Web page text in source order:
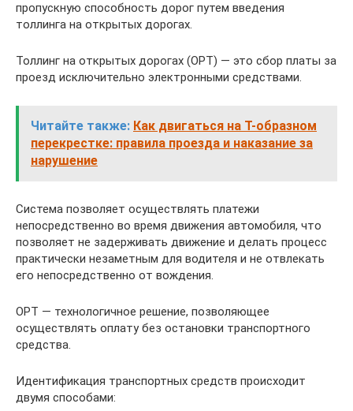
пропускную способность дорог путем введения
толлинга на открытых дорогах.
Толлинг на открытых дорогах (ОРТ) — это сбор платы за
проезд исключительно электронными средствами.
Читайте также: Как двигаться на Т-образном
перекрестке: правила проезда и наказание за
нарушение
Система позволяет осуществлять платежи
непосредственно во время движения автомобиля, что
позволяет не задерживать движение и делать процесс
практически незаметным для водителя и не отвлекать
его непосредственно от вождения.
ОРТ — технологичное решение, позволяющее
осуществлять оплату без остановки транспортного
средства.
Идентификация транспортных средств происходит
двумя способами: